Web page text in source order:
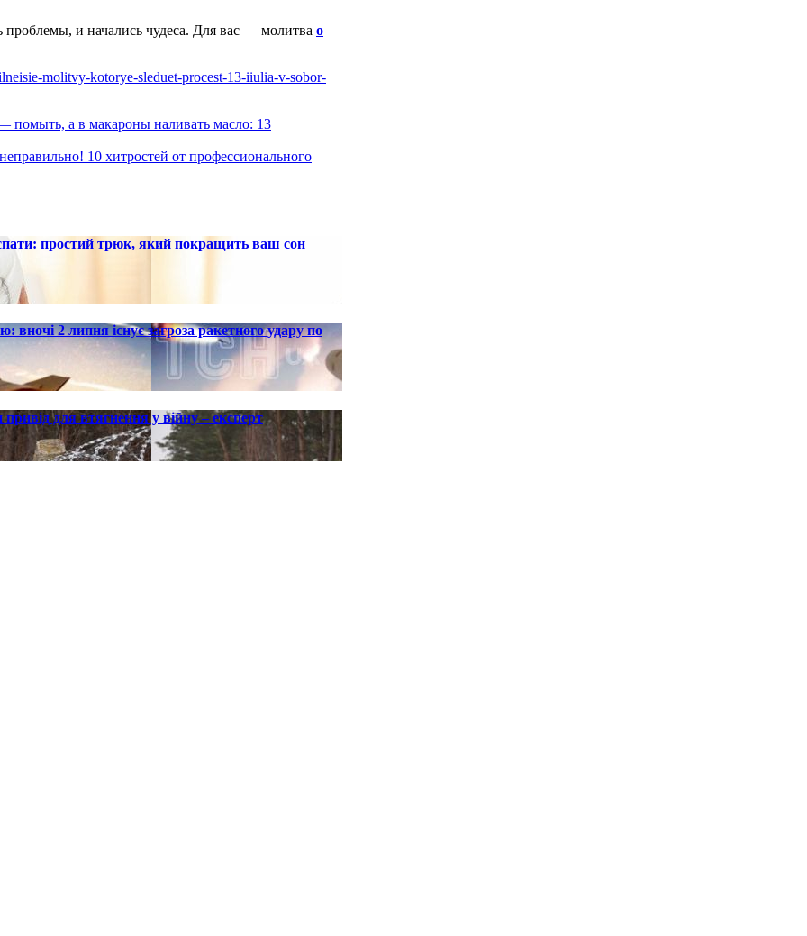
и начались чудеса. Для вас — молитва о
molitvy-kotorye-sleduet-procest-13-iiulia-v-sobor-
помыть, а в макароны наливать масло: 13
10 хитростей от профессионального
простий трюк, який покращить ваш сон
вночі 2 липня існує загроза ракетного удару по
для втягнення у війну – експерт